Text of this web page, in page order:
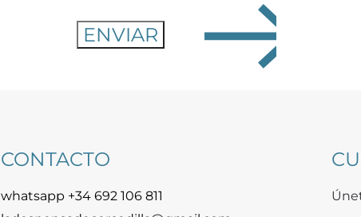
CONTACTO
whatsapp +34 692 106 811